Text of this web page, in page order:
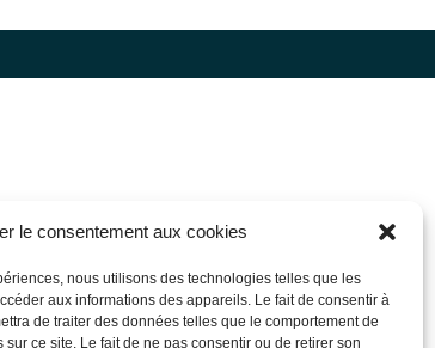
le consentement aux cookies
nous utilisons des technologies telles que les
aux informations des appareils. Le fait de consentir à
de traiter des données telles que le comportement de
ce site. Le fait de ne pas consentir ou de retirer son